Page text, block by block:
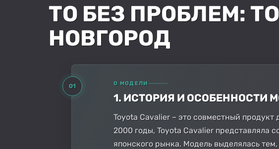
ТО БЕЗ ПРОБЛЕМ:
НОВГОРОД
01 О МОДЕЛИ
1. ИСТОРИЯ И ОСОБЕННОСТИ
Toyota Cavalier – это совместный
2000 годы, Toyota Cavalier представляла
японского рынка. Модель выделялась